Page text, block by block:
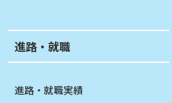
進路・就職
進路・就職実績